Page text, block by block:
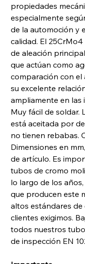
propiedades
especialmente
de la automoción y
calidad. El
de aleación
que actúan como
comparación con el
su excelente
ampliamente en las
Muy fácil de soldar.
está aceitada por
no tienen rebabas.
Dimensiones en
de artículo. Es
tubos de cromo
lo largo de los
que producen este
altos estándares
clientes exigimos.
todos nuestros
de inspección EN